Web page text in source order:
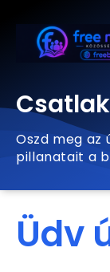
Oszd meg az
pillanatait a
Üdv